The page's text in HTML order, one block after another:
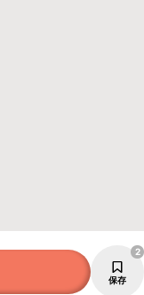
保存
2